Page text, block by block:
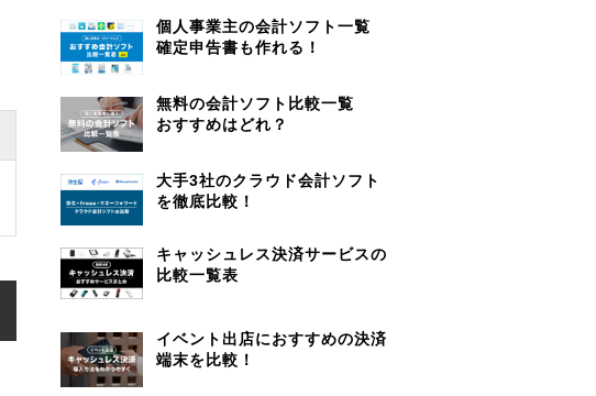
個人事業主の会計ソフト一覧
確定申告書も作れる！
無料の会計ソフト比較一覧
おすすめはどれ？
大手3社のクラウド会計ソフト
を徹底比較！
キャッシュレス決済サービスの
比較一覧表
イベント出店におすすめの決済
端末を比較！